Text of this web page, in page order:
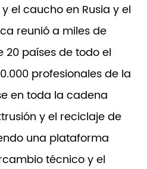
el caucho en Rusia y el
reunió a miles de
países de todo el
profesionales de la
en toda la cadena
y el reciclaje de
una plataforma
técnico y el